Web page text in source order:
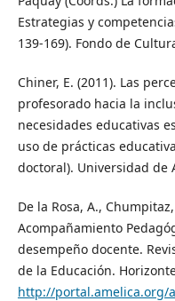
Estrategias y
139-169). Fondo de
Chiner, E. (2011). Las
profesorado hacia la
necesidades educativas
uso de prácticas
doctoral). Universidad de
De la Rosa, A.,
Acompañamiento
desempeño docente.
de la Educación.
http://portal.amelica.org/